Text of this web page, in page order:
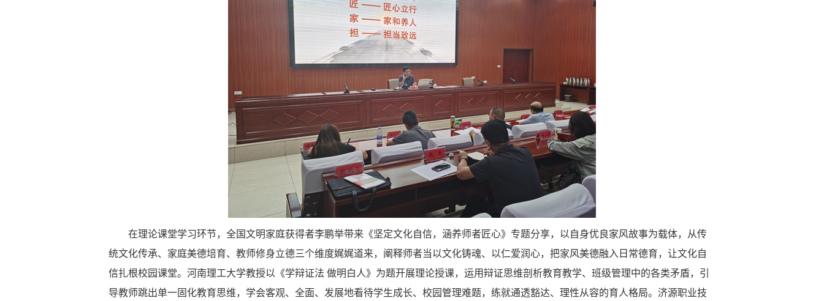
在理论课堂学习环节，全国文明家庭获得者李鹏举带来《坚定文化自信，涵养师者匠心》专题分享，以自身优良家风故事为载体，从传
统文化传承、家庭美德培育、教师修身立德三个维度娓娓道来，阐释师者当以文化铸魂、以仁爱润心，把家风美德融入日常德育，让文化自
信扎根校园课堂。河南理工大学教授以《学辩证法 做明白人》为题开展理论授课，运用辩证思维剖析教育教学、班级管理中的各类矛盾，引
导教师跳出单一固化教育思维，学会客观、全面、发展地看待学生成长、校园管理难题，练就通透豁达、理性从容的育人格局。济源职业技